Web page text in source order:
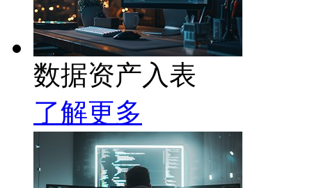
数据资产入表
了解更多